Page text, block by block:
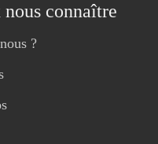
connaître
?